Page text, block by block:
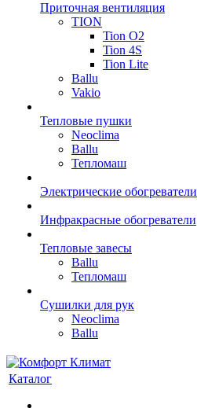
Приточная вентиляция
TION
Tion O2
Tion 4S
Tion Lite
Ballu
Vakio
Тепловые пушки
Neoclima
Ballu
Тепломаш
Электрические обогреватели
Инфракрасные обогреватели
Тепловые завесы
Ballu
Тепломаш
Сушилки для рук
Neoclima
Ballu
Каталог